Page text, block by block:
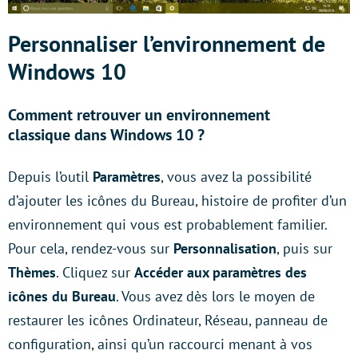
Personnaliser l’environnement de
Windows 10
Comment retrouver un environnement
classique dansWindows 10 ?
Depuis l’outil Paramètres, vous avez la possibilité
d’ajouter les icônes du Bureau, histoire de profiter d’un
environnement qui vous est probablement familier.
Pour cela, rendez-vous sur Personnalisation, puis sur
Thèmes. Cliquez sur Accéder aux paramètres des
icônes du Bureau. Vous avez dès lors le moyen de
restaurer les icônes Ordinateur, Réseau, panneau de
configuration, ainsi qu’un raccourci menant à vos